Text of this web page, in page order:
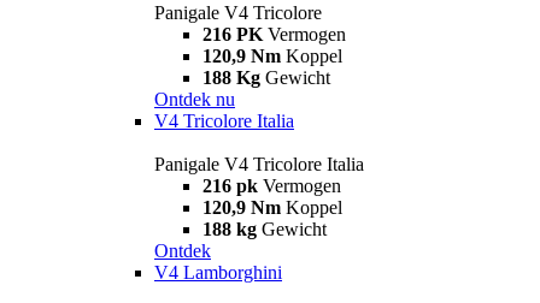
Panigale V4 Tricolore
216 PK Vermogen
120,9 Nm Koppel
188 Kg Gewicht
Ontdek nu
V4 Tricolore Italia
Panigale V4 Tricolore Italia
216 pk Vermogen
120,9 Nm Koppel
188 kg Gewicht
Ontdek
V4 Lamborghini